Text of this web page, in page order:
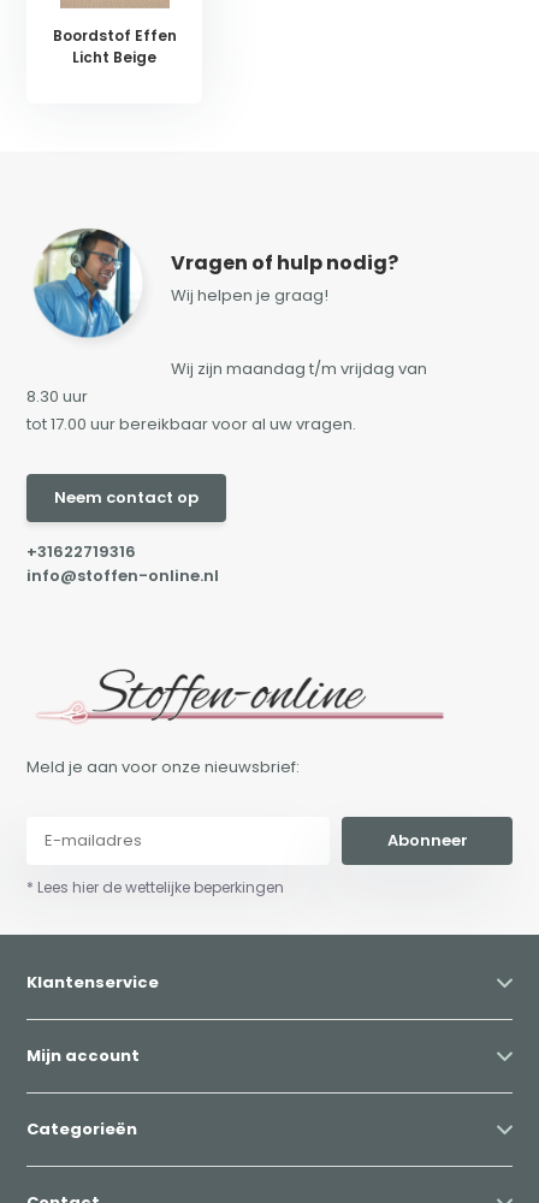
Boordstof Effen
Licht Beige
Vragen of hulp nodig?
Wij helpen je graag!
Wij zijn maandag t/m vrijdag van
8.30 uur
tot 17.00 uur bereikbaar voor al uw vragen.
Neem contact op
+31622719316
info@stoffen-online.nl
Meld je aan voor onze nieuwsbrief:
Abonneer
* Lees hier de wettelijke beperkingen
Klantenservice
Mijn account
Categorieën